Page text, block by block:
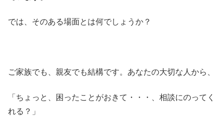
では、そのある場面とは何でしょうか？
ご家族でも、親友でも結構です。あなたの大切な人から、
「ちょっと、困ったことがおきて・・・、相談にのってく
れる？」